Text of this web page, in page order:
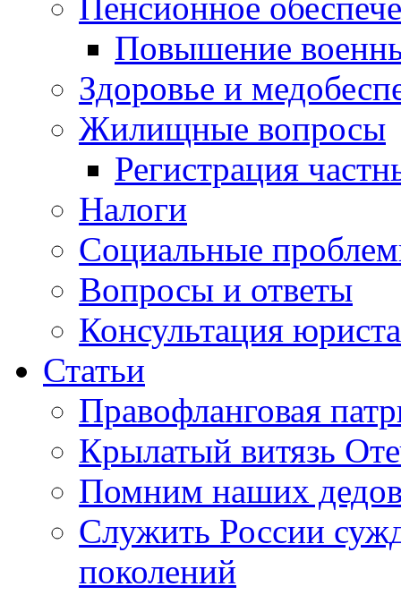
Повышение
Здоровье и
Жилищные вопросы
Регистрация
Налоги
Социальные
Вопросы и ответы
Консультация юриста
Статьи
Правофланговая
Крылатый витязь
Помним наших
Служить России
поколений